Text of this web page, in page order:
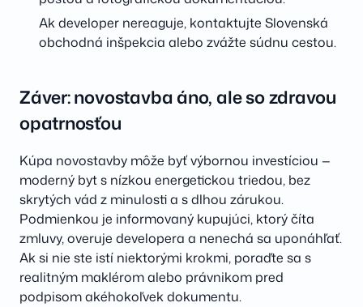
Ak developer nereaguje, kontaktujte Slovenská
obchodná inšpekcia alebo zvážte súdnu cestou.
Záver: novostavba áno, ale so zdravou
opatrnosťou
Kúpa novostavby môže byť výbornou investíciou —
moderný byt s nízkou energetickou triedou, bez
skrytých vád z minulosti a s dlhou zárukou.
Podmienkou je informovaný kupujúci, ktorý číta
zmluvy, overuje developera a nenechá sa uponáhľať.
Ak si nie ste istí niektorými krokmi, poraďte sa s
realitným maklérom alebo právnikom pred
podpisom akéhokoľvek dokumentu.